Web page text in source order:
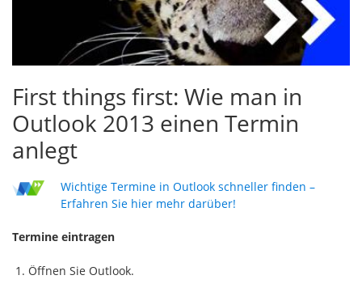
First things first: Wie man in
Outlook 2013 einen Termin
anlegt
Wichtige Termine in Outlook schneller finden –
Erfahren Sie hier mehr darüber!
Termine eintragen
Öffnen Sie Outlook.